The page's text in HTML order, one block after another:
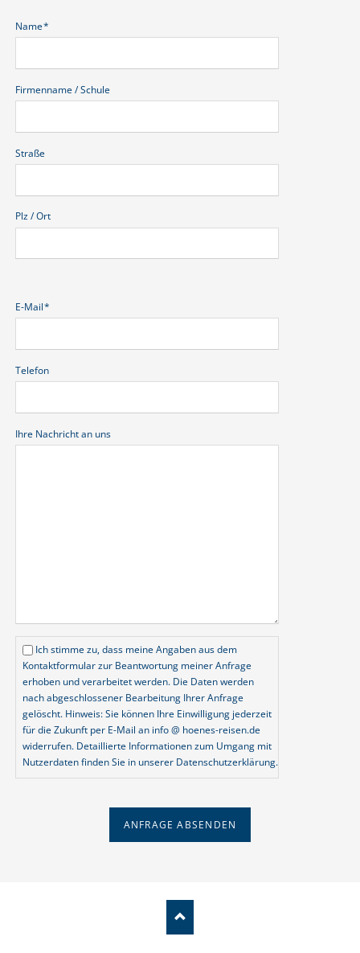
Pflichtfeld
Name*
Firmenname / Schule
Straße
Plz / Ort
Pflichtfeld
E-Mail*
Telefon
Ihre Nachricht an uns
Ich stimme zu, dass meine Angaben aus dem
Kontaktformular zur Beantwortung meiner Anfrage
erhoben und verarbeitet werden. Die Daten werden
nach abgeschlossener Bearbeitung Ihrer Anfrage
gelöscht. Hinweis: Sie können Ihre Einwilligung jederzeit
für die Zukunft per E-Mail an info @ hoenes-reisen.de
widerrufen. Detaillierte Informationen zum Umgang mit
Nutzerdaten finden Sie in unserer Datenschutzerklärung.
ANFRAGE ABSENDEN